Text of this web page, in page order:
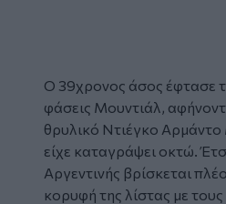
O 39χρονος άσος έφτασε
φάσεις Μουντιάλ,
θρυλικό Ντιέγκο
είχε καταγράψει οκτώ.
Αργεντινής βρίσκεται
κορυφή της λίστας με